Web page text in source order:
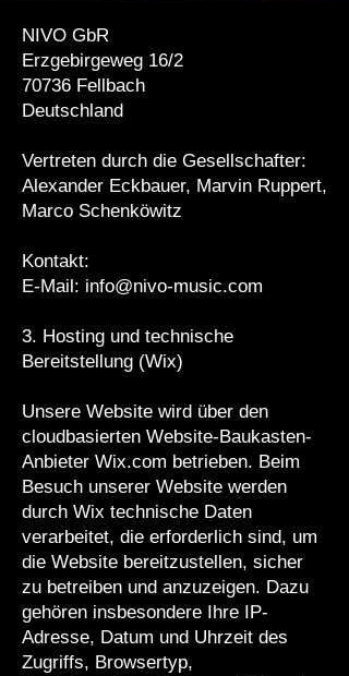
NIVO GbR
Erzgebirgeweg 16/2
70736 Fellbach
Deutschland
Vertreten durch die Gesellschafter:
Alexander Eckbauer, Marvin Ruppert,
Marco Schenköwitz
Kontakt:
E-Mail: info@nivo-music.com
3. Hosting und technische
Bereitstellung (Wix)
Unsere Website wird über den
cloudbasierten Website-Baukasten-
Anbieter Wix.com betrieben. Beim
Besuch unserer Website werden
durch Wix technische Daten
verarbeitet, die erforderlich sind, um
die Website bereitzustellen, sicher
zu betreiben und anzuzeigen. Dazu
gehören insbesondere Ihre IP-
Adresse, Datum und Uhrzeit des
Zugriffs, Browsertyp,